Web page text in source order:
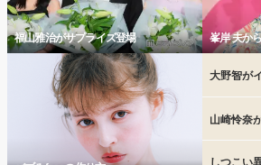
福山雅治がサプライズ登場 峯岸 夫か
大野智が
山崎怜奈